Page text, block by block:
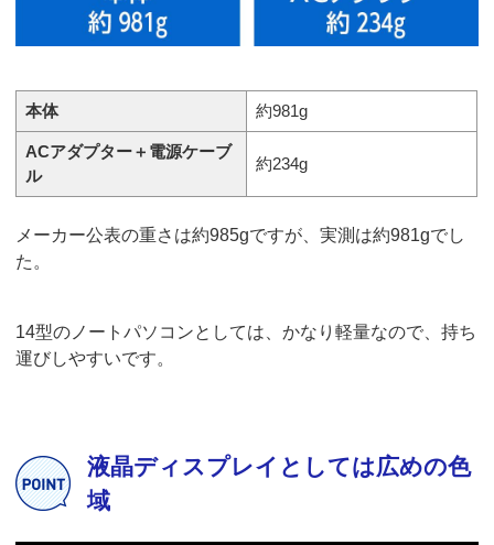
本体 約981g
ACアダプター＋電源ケーブ
ル
約234g
メーカー公表の重さは約985gですが、実測は約981gでし
た。
14型のノートパソコンとしては、かなり軽量なので、持ち
運びしやすいです。
液晶ディスプレイとしては広めの色
域